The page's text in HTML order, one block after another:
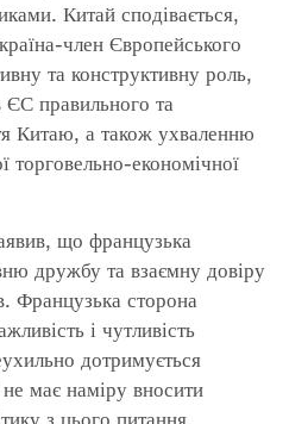
Китай сподівається,
член Європейського
та конструктивну роль,
правильного та
Китаю, а також ухваленню
торговельно-економічної
що французька
дружбу та взаємну довіру
Французька сторона
і чутливість
дотримується
має наміру вносити
з цього питання,